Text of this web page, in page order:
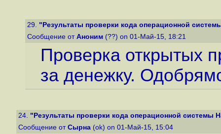
29. "Результаты проверки кода операционной
Сообщение от Аноним (??) on 01-Май-15, 18:21
Проверка открытых
за денежку.
24. "Результаты проверки кода операционной системы
Сообщение от Сырна (ok) on 01-Май-15, 15:04